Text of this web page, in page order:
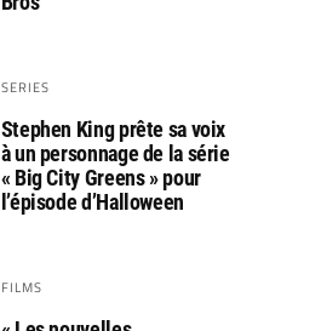
SERIES
Stephen King prête sa voix
à un personnage de la série
« Big City Greens » pour
l’épisode d’Halloween
FILMS